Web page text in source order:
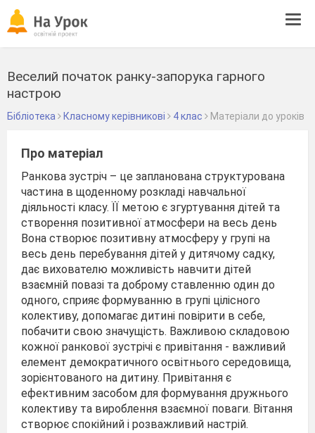
Веселий початок ранку-запорука гарного
настрою
Бібліотека Класному керівникові 4 клас Матеріали до уроків
Про матеріал
Ранкова зустріч – це запланована структурована
частина в щоденному розкладі навчальної
діяльності класу. ЇЇ метою є згуртування дітей та
створення позитивної атмосфери на весь день
Вона створює позитивну атмосферу у групі на
весь день перебування дітей у дитячому садку,
дає вихователю можливість навчити дітей
взаємній повазі та доброму ставленню один до
одного, сприяє формуванню в групі цілісного
колективу, допомагає дитині повірити в себе,
побачити свою значущість. Важливою складовою
кожної ранкової зустрічі є привітання - важливий
елемент демократичного освітнього середовища,
зорієнтованого на дитину. Привітання є
ефективним засобом для формування дружнього
колективу та вироблення взаємної поваги. Вітання
створює спокійний і розважливий настрій.